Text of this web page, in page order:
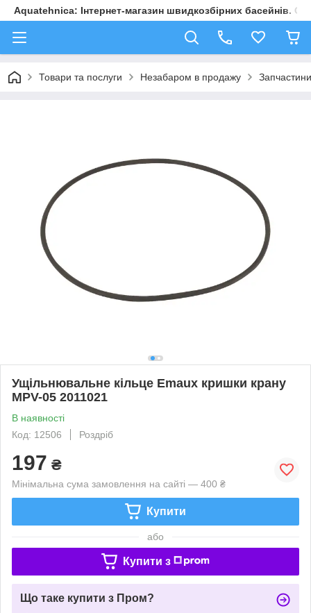
Aquatehnica: Інтернет-магазин швидкозбірних басейнів.
Товари та послуги Незабаром в продажу
Ущільнювальне кільце Emaux кришки крану
MPV-05 2011021
В наявності
Код: 12506
Роздріб
197 ₴
Мінімальна сума замовлення на сайті — 400 ₴
Купити
або
Купити з
Що таке купити з Пром?